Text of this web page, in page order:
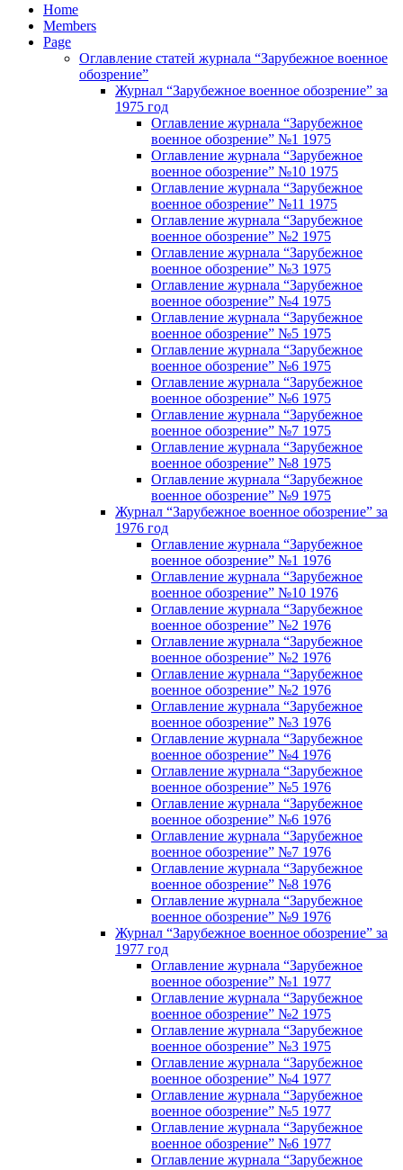
Home
Members
Page
Оглавление статей журнала “Зарубежное военное
обозрение”
Журнал “Зарубежное военное обозрение” за
1975 год
Оглавление журнала “Зарубежное
военное обозрение” №1 1975
Оглавление журнала “Зарубежное
военное обозрение” №10 1975
Оглавление журнала “Зарубежное
военное обозрение” №11 1975
Оглавление журнала “Зарубежное
военное обозрение” №2 1975
Оглавление журнала “Зарубежное
военное обозрение” №3 1975
Оглавление журнала “Зарубежное
военное обозрение” №4 1975
Оглавление журнала “Зарубежное
военное обозрение” №5 1975
Оглавление журнала “Зарубежное
военное обозрение” №6 1975
Оглавление журнала “Зарубежное
военное обозрение” №6 1975
Оглавление журнала “Зарубежное
военное обозрение” №7 1975
Оглавление журнала “Зарубежное
военное обозрение” №8 1975
Оглавление журнала “Зарубежное
военное обозрение” №9 1975
Журнал “Зарубежное военное обозрение” за
1976 год
Оглавление журнала “Зарубежное
военное обозрение” №1 1976
Оглавление журнала “Зарубежное
военное обозрение” №10 1976
Оглавление журнала “Зарубежное
военное обозрение” №2 1976
Оглавление журнала “Зарубежное
военное обозрение” №2 1976
Оглавление журнала “Зарубежное
военное обозрение” №2 1976
Оглавление журнала “Зарубежное
военное обозрение” №3 1976
Оглавление журнала “Зарубежное
военное обозрение” №4 1976
Оглавление журнала “Зарубежное
военное обозрение” №5 1976
Оглавление журнала “Зарубежное
военное обозрение” №6 1976
Оглавление журнала “Зарубежное
военное обозрение” №7 1976
Оглавление журнала “Зарубежное
военное обозрение” №8 1976
Оглавление журнала “Зарубежное
военное обозрение” №9 1976
Журнал “Зарубежное военное обозрение” за
1977 год
Оглавление журнала “Зарубежное
военное обозрение” №1 1977
Оглавление журнала “Зарубежное
военное обозрение” №2 1975
Оглавление журнала “Зарубежное
военное обозрение” №3 1975
Оглавление журнала “Зарубежное
военное обозрение” №4 1977
Оглавление журнала “Зарубежное
военное обозрение” №5 1977
Оглавление журнала “Зарубежное
военное обозрение” №6 1977
Оглавление журнала “Зарубежное